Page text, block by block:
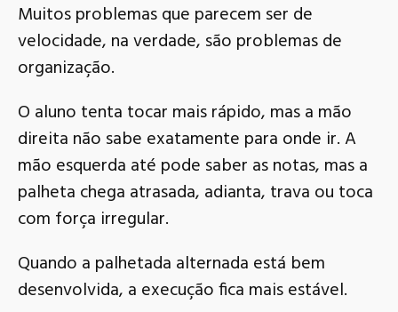
Muitos problemas que parecem ser de
velocidade, na verdade, são problemas de
organização.
O aluno tenta tocar mais rápido, mas a mão
direita não sabe exatamente para onde ir. A
mão esquerda até pode saber as notas, mas a
palheta chega atrasada, adianta, trava ou toca
com força irregular.
Quando a palhetada alternada está bem
desenvolvida, a execução fica mais estável.